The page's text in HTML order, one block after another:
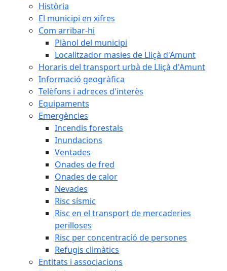
Història
El municipi en xifres
Com arribar-hi
Plànol del municipi
Localitzador masies de Lliçà d'Amunt
Horaris del transport urbà de Lliçà d'Amunt
Informació geogràfica
Telèfons i adreces d'interès
Equipaments
Emergències
Incendis forestals
Inundacions
Ventades
Onades de fred
Onades de calor
Nevades
Risc sísmic
Risc en el transport de mercaderies
perilloses
Risc per concentracíó de persones
Refugis climàtics
Entitats i associacions